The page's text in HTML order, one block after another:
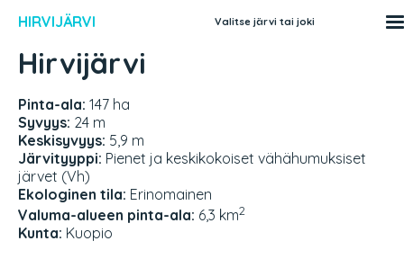
HIRVIJÄRVI Valitse järvi tai joki
Hirvijärvi
Pinta-ala: 147 ha
Syvyys: 24 m
Keskisyvyys: 5,9 m
Järvityyppi: Pienet ja keskikokoiset vähähumuksiset
järvet (Vh)
Ekologinen tila: Erinomainen
Valuma-alueen pinta-ala: 6,3 km2
Kunta: Kuopio